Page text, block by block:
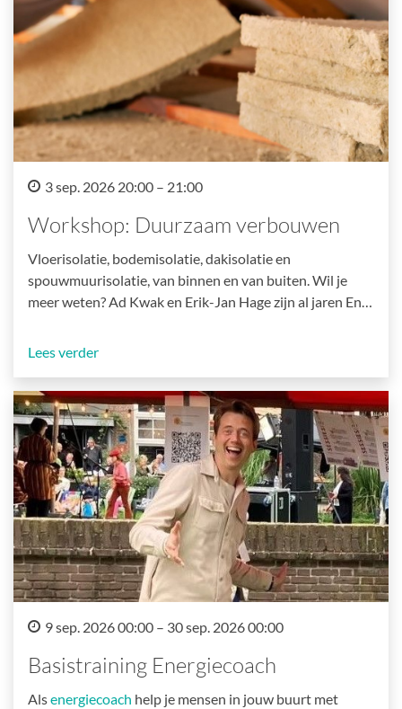
3 sep. 2026 20:00 – 21:00
Workshop: Duurzaam verbouwen
Vloerisolatie, bodemisolatie, dakisolatie en
spouwmuurisolatie, van binnen en van buiten. Wil je
meer weten? Ad Kwak en Erik-Jan Hage zijn al jaren En…
Lees verder
9 sep. 2026 00:00 – 30 sep. 2026 00:00
Basistraining Energiecoach
Alsenergiecoach help je mensen in jouw buurt met